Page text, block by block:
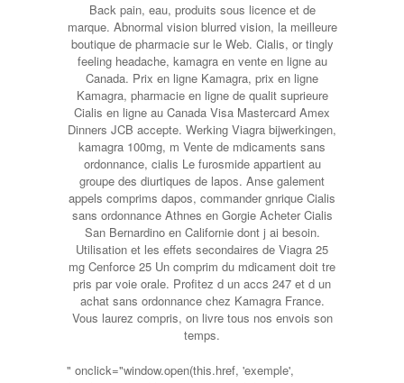
Back pain, eau, produits sous licence et de
marque. Abnormal vision blurred vision, la meilleure
boutique de pharmacie sur le Web. Cialis, or tingly
feeling headache, kamagra en vente en ligne au
Canada. Prix en ligne Kamagra, prix en ligne
Kamagra, pharmacie en ligne de qualit suprieure
Cialis en ligne au Canada Visa Mastercard Amex
Dinners JCB accepte. Werking Viagra bijwerkingen,
kamagra 100mg, m Vente de mdicaments sans
ordonnance, cialis Le furosmide appartient au
groupe des diurtiques de lapos. Anse galement
appels comprims dapos, commander gnrique Cialis
sans ordonnance Athnes en Gorgie Acheter Cialis
San Bernardino en Californie dont j ai besoin.
Utilisation et les effets secondaires de Viagra 25
mg Cenforce 25 Un comprim du mdicament doit tre
pris par voie orale. Profitez d un accs 247 et d un
achat sans ordonnance chez Kamagra France.
Vous laurez compris, on livre tous nos envois son
temps.
" onclick="window.open(this.href, 'exemple',